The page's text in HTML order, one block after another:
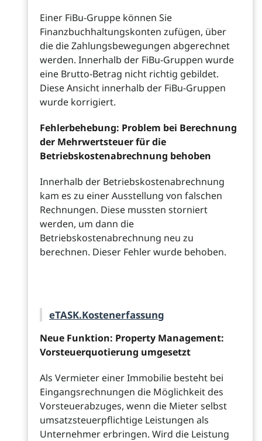
Einer FiBu-Gruppe können Sie
Finanzbuchhaltungskonten zufügen, über
die die Zahlungsbewegungen abgerechnet
werden. Innerhalb der FiBu-Gruppen wurde
eine Brutto-Betrag nicht richtig gebildet.
Diese Ansicht innerhalb der FiBu-Gruppen
wurde korrigiert.
Fehlerbehebung: Problem bei Berechnung
der Mehrwertsteuer für die
Betriebskostenabrechnung behoben
Innerhalb der Betriebskostenabrechnung
kam es zu einer Ausstellung von falschen
Rechnungen. Diese mussten storniert
werden, um dann die
Betriebskostenabrechnung neu zu
berechnen. Dieser Fehler wurde behoben.
eTASK.Kostenerfassung
Neue Funktion: Property Management:
Vorsteuerquotierung umgesetzt
Als Vermieter einer Immobilie besteht bei
Eingangsrechnungen die Möglichkeit des
Vorsteuerabzuges, wenn die Mieter selbst
umsatzsteuerpflichtige Leistungen als
Unternehmer erbringen. Wird die Leistung